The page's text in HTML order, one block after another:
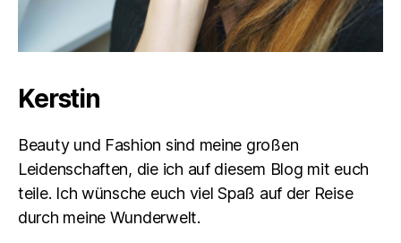
Kerstin
Beauty und Fashion sind meine großen
Leidenschaften, die ich auf diesem Blog mit euch
teile. Ich wünsche euch viel Spaß auf der Reise
durch meine Wunderwelt.